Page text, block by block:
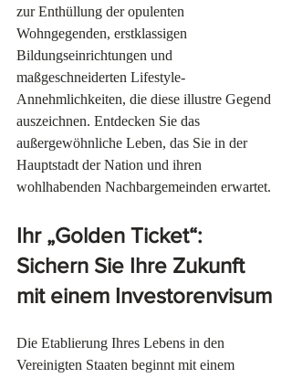
zur Enthüllung der opulenten
Wohngegenden, erstklassigen
Bildungseinrichtungen und
maßgeschneiderten Lifestyle-
Annehmlichkeiten, die diese illustre Gegend
auszeichnen. Entdecken Sie das
außergewöhnliche Leben, das Sie in der
Hauptstadt der Nation und ihren
wohlhabenden Nachbargemeinden erwartet.
Ihr „Golden Ticket“:
Sichern Sie Ihre Zukunft
mit einem Investorenvisum
Die Etablierung Ihres Lebens in den
Vereinigten Staaten beginnt mit einem